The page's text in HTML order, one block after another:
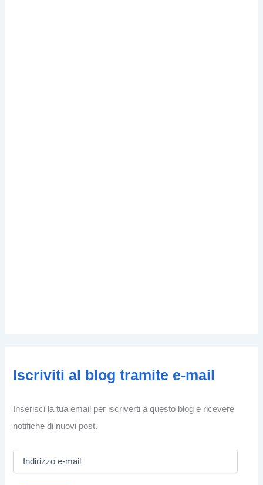
Iscriviti al blog tramite e-mail
Inserisci la tua email per iscriverti a questo blog e ricevere
notifiche di nuovi post.